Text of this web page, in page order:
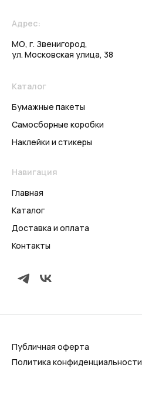
Бумажные пакеты
Самосборные коробки
Наклейки и стикеры
Политика конфиденциальности
Публичная оферта
Каталог
Главная
Каталог
Доставка и оплата
Навигация
МО, г. Звенигород,
ул. Московская улица, 38
Адрес:
Контакты